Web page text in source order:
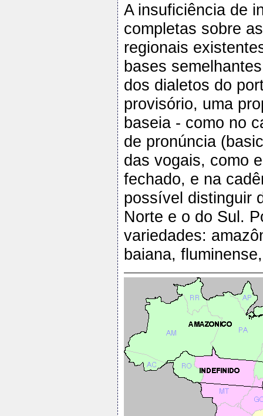
A insuficiência de
completas sobre
regionais
bases
dos dialetos do
provisório, uma
baseia - como no
de pronúncia
das vogais, como
fechado, e na
possível distinguir
Norte e o do Sul.
variedades:
baiana,